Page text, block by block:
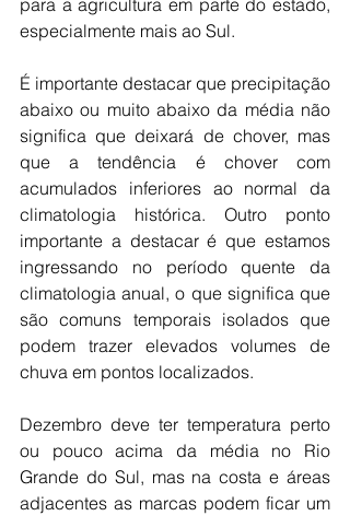
especialmente mais ao Sul.
É importante destacar que precipitação
abaixo ou muito abaixo da média não
significa que deixará de chover, mas
que a tendência é chover com
acumulados inferiores ao normal da
climatologia histórica. Outro ponto
importante a destacar é que estamos
ingressando no período quente da
climatologia anual, o que significa que
são comuns temporais isolados que
podem trazer elevados volumes de
chuva em pontos localizados.
Dezembro deve ter temperatura perto
ou pouco acima da média no Rio
Grande do Sul, mas na costa e áreas
adjacentes as marcas podem ficar um